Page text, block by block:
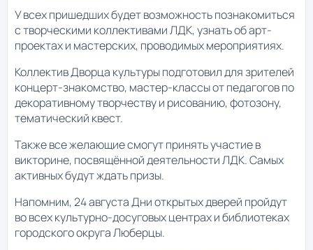
У всех пришедших будет возможность познакомиться
с творческими коллективами ЛДК, узнать об арт-
проектах и мастерских, проводимых мероприятиях.
Коллектив Дворца культуры подготовил для зрителей
концерт-знакомство, мастер-классы от педагогов по
декоративному творчеству и рисованию, фотозону,
тематический квест.
Также все желающие смогут принять участие в
викторине, посвящённой деятельности ЛДК. Самых
активных будут ждать призы.
Напомним, 24 августа Дни открытых дверей пройдут
во всех культурно-досуговых центрах и библиотеках
городского округа Люберцы.